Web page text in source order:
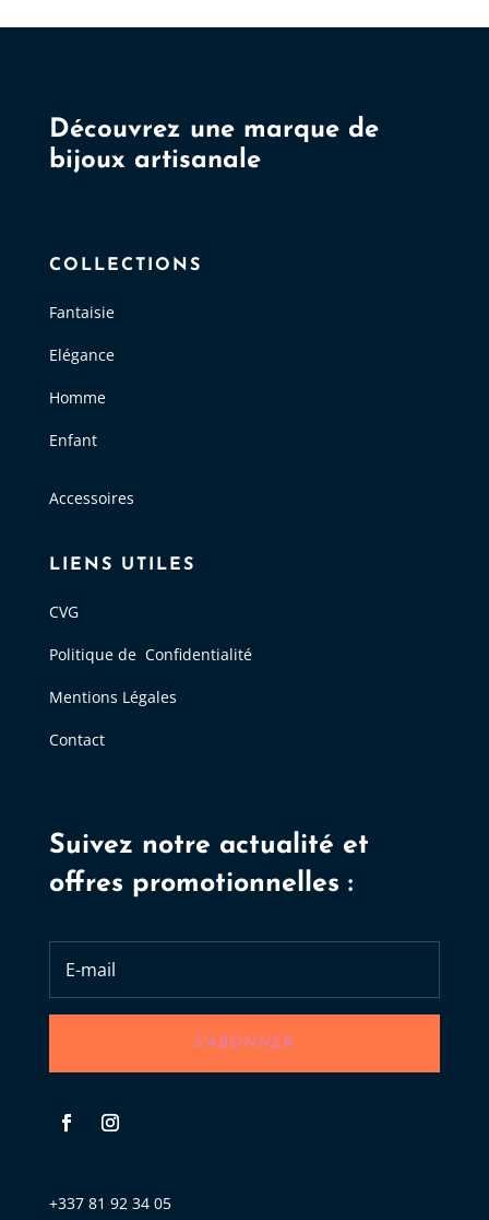
Découvrez une marque de
bijoux artisanale
COLLECTIONS
Fantaisie
Elégance
Homme
Enfant
Accessoires
LIENS UTILES
CVG
Politique de Confidentialité
Mentions Légales
Contact
Suivez notre actualité et
offres promotionnelles :
S'ABONNER
+337 81 92 34 05